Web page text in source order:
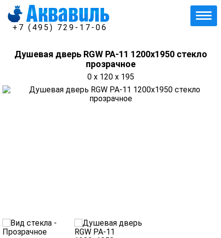
+7 (495) 729-17-06
Душевая дверь RGW РА-11 1200х1950 стекло
прозрачное
0 x 120 x 195